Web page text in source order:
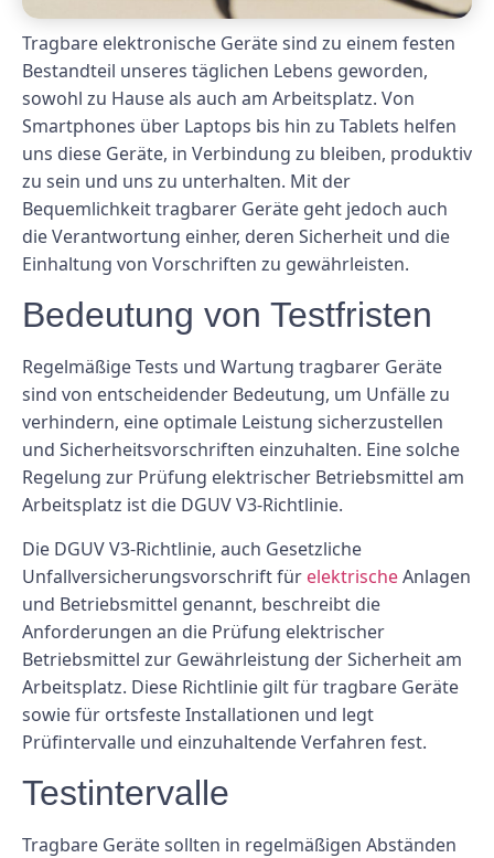
Tragbare elektronische Geräte sind zu einem festen
Bestandteil unseres täglichen Lebens geworden,
sowohl zu Hause als auch am Arbeitsplatz. Von
Smartphones über Laptops bis hin zu Tablets helfen
uns diese Geräte, in Verbindung zu bleiben, produktiv
zu sein und uns zu unterhalten. Mit der
Bequemlichkeit tragbarer Geräte geht jedoch auch
die Verantwortung einher, deren Sicherheit und die
Einhaltung von Vorschriften zu gewährleisten.
Bedeutung von Testfristen
Regelmäßige Tests und Wartung tragbarer Geräte
sind von entscheidender Bedeutung, um Unfälle zu
verhindern, eine optimale Leistung sicherzustellen
und Sicherheitsvorschriften einzuhalten. Eine solche
Regelung zur Prüfung elektrischer Betriebsmittel am
Arbeitsplatz ist die DGUV V3-Richtlinie.
Die DGUV V3-Richtlinie, auch Gesetzliche
Unfallversicherungsvorschrift für elektrischeAnlagen
und Betriebsmittel genannt, beschreibt die
Anforderungen an die Prüfung elektrischer
Betriebsmittel zur Gewährleistung der Sicherheit am
Arbeitsplatz. Diese Richtlinie gilt für tragbare Geräte
sowie für ortsfeste Installationen und legt
Prüfintervalle und einzuhaltende Verfahren fest.
Testintervalle
Tragbare Geräte sollten in regelmäßigen Abständen